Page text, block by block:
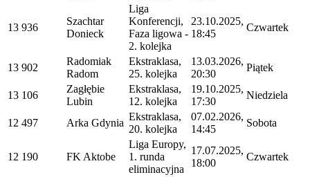
13 936
Szachtar
Donieck
Liga
Konferencji,
Faza ligowa -
2. kolejka
23.10.2025,
18:45
Czwartek
13 902
Radomiak
Radom
Ekstraklasa,
25. kolejka
13.03.2026,
20:30
Piątek
13 106
Zagłębie
Lubin
Ekstraklasa,
12. kolejka
19.10.2025,
17:30
Niedziela
12 497 Arka Gdynia
Ekstraklasa,
20. kolejka
07.02.2026,
14:45
Sobota
12 190 FK Aktobe
Liga Europy,
1. runda
eliminacyjna
17.07.2025,
18:00
Czwartek